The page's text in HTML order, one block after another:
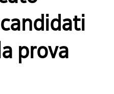
prova